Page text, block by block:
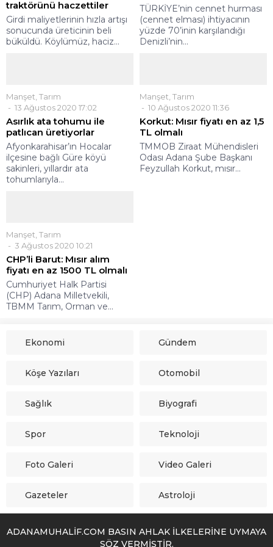
traktörünü haczettiler
Girdi maliyetlerinin hızla artışı
sonucunda üreticinin beli
büküldü. Köylümüz, haciz...
TÜRKİYE’nin cennet hurması
(cennet elması) ihtiyacının
yüzde 70’inin karşılandığı
Denizli’nin...
Manşet Tarım
13 Ağustos 2020 17:02
Asırlık ata tohumu ile
patlıcan üretiyorlar
Afyonkarahisar’ın Hocalar
ilçesine bağlı Güre köyü
sakinleri, yıllardır ata
tohumlarıyla...
Manşet Tarım
10 Ağustos 2020 11:36
Korkut: Mısır fiyatı en az 1,5
TL olmalı
TMMOB Ziraat Mühendisleri
Odası Adana Şube Başkanı
Feyzullah Korkut, mısır...
Manşet Tarım
3 Ağustos 2020 10:21
CHP’li Barut: Mısır alım
fiyatı en az 1500 TL olmalı
Cumhuriyet Halk Partisi
(CHP) Adana Milletvekili,
TBMM Tarım, Orman ve...
Ekonomi Gündem
Köşe Yazıları Otomobil
Sağlık Biyografi
Spor Teknoloji
Foto Galeri Video Galeri
Gazeteler Astroloji
ADANAMUHALİF.COM BASIN AHLAK İLKELERİNE UYMAYA
SÖZ VERMİŞTİR.